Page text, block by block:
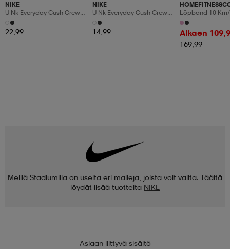
NIKE
U Nk Everyday Cush Crew
6pr-Bd
22,99
NIKE
U Nk Everyday Cush Crew
3pr
14,99
Löpband 10
Manuaalinen
Led-Display
Alkaen
169,99
Meillä Stadiumilla on useita eri malleja, joista voit valita. Täältä
löydät lisää tuotteita NIKE
Asiaan liittyvä sisältö